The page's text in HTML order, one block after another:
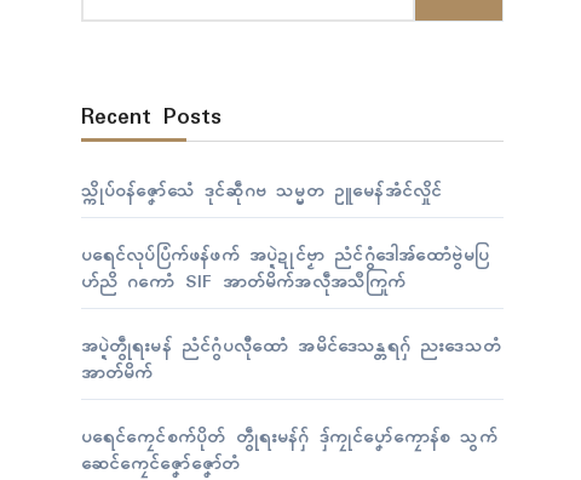
Recent Posts
သ္ကိုပ်ဝန်ဇၞော်သေံ ဒုၚ်ဆဵုဂဗ သမ္မတ ဥူမေန်အံၚ်လှိုၚ်
ပရေၚ်လုပ်ပြံက်ဖန်ဖက် အပ္ဍဲဍုၚ်ဗၟာ ညံၚ်ဂွံဒေါအ်ထောံဗွဲမပြ
ဟ်ညိ ဂကောံ SIF အာတ်မိက်အလဵုအသဳကြုက်
အပ္ဍဲတွဵုရးမန် ညံၚ်ဂွံပလီုထောံ အမိၚ်ဒေသန္တရဂှ် ညးဒေသတံ
အာတ်မိက်
ပရေၚ်ကၠေၚ်စက်ပိုတ် တွဵုရးမန်ဂှ် ဒှ်ကၠုၚ်ပၞော်ကၠောန်စ သွက်
ဆေၚ်ကၠေၚ်ဇၞော်ဇၞော်တံ